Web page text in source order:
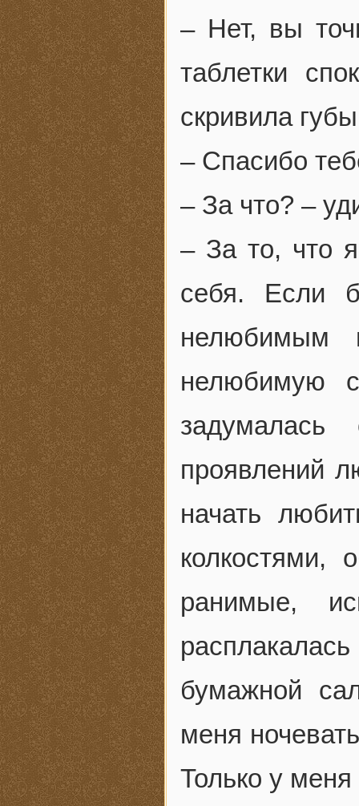
– Нет, вы
таблетки
скривила
– Спасибо
– За что? –
– За то, что
себя. Если
нелюбимым
нелюбимую
проявлений
начать
ранимые,
бумажной
меня
Только у меня